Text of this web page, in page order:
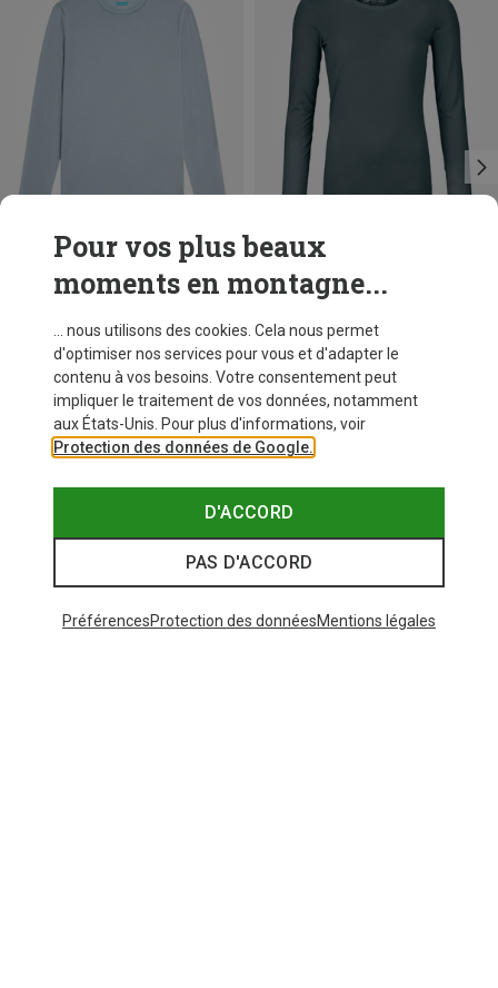
+1 Tailles
Icebreaker
T-shirt long Cool-Lite Sphere III femme
S M L XL
Vous économisez 23%
Pour vos plus beaux
moments en montagne...
... nous utilisons des cookies. Cela nous permet
d'optimiser nos services pour vous et d'adapter le
contenu à vos besoins. Votre consentement peut
impliquer le traitement de vos données, notamment
aux États-Unis. Pour plus d'informations, voir
Protection des données de Google.
D'ACCORD
PAS D'ACCORD
PréférencesProtection des donnéesMentions légales